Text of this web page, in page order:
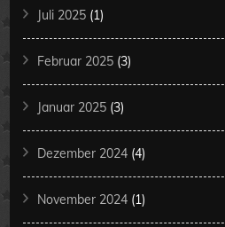
Juli 2025 (1)
Februar 2025 (3)
Januar 2025 (3)
Dezember 2024 (4)
November 2024 (1)